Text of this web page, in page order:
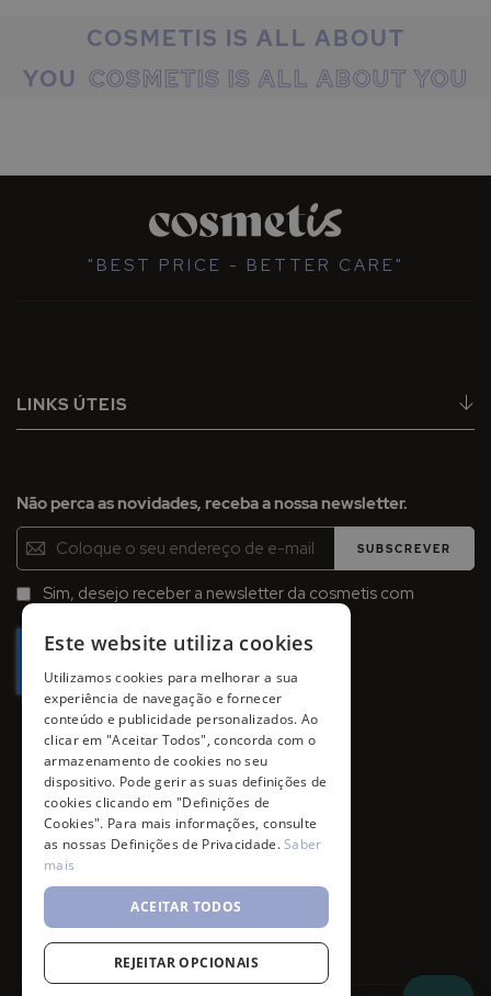
COSMETIS IS ALL ABOUT
YOU
"BEST PRICE - BETTER CARE"
LINKS ÚTEIS
Não perca as novidades, receba a nossa newsletter.
Inscreva-
se
na
Newsletter:
SUBSCREVER
Sim, desejo receber a newsletter da cosmetis com
Este website utiliza cookies
Utilizamos cookies para melhorar a sua
experiência de navegação e fornecer
conteúdo e publicidade personalizados. Ao
clicar em "Aceitar Todos", concorda com o
armazenamento de cookies no seu
dispositivo. Pode gerir as suas definições de
cookies clicando em "Definições de
Cookies". Para mais informações, consulte
as nossas Definições de Privacidade.Saber
mais
ACEITAR TODOS
REJEITAR OPCIONAIS